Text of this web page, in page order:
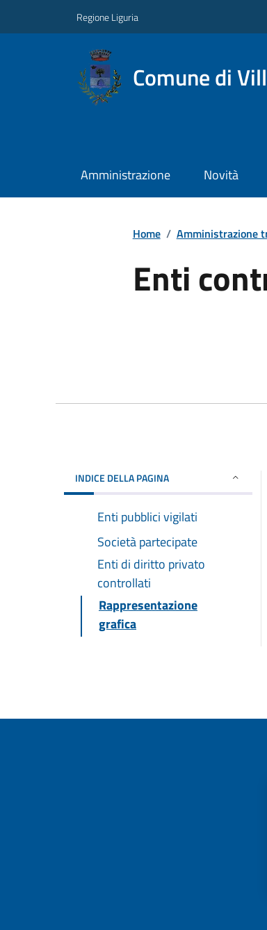
Regione Liguria
Comune di
Amministrazione Novità
Home / Amministrazione
Enti
INDICE DELLA PAGINA
Enti pubblici vigilati
Società partecipate
Enti di diritto privato
controllati
Rappresentazione
grafica